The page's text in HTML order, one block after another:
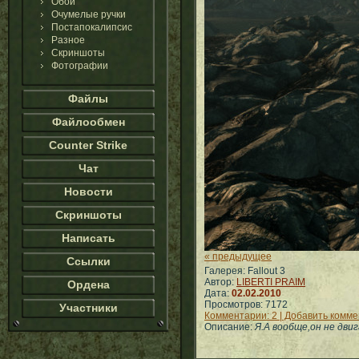
Очумелые ручки
Постапокалипсис
Разное
Скриншоты
Фотографии
Файлы
Файлообмен
Counter Strike
Чат
Новости
Скриншоты
Написать
Ссылки
Ордена
Участники
« предыдущее
Галерея: Fallout 3
Автор: LIBERTI PRAIM
Дата: 02.02.2010
Просмотров: 7172
Комментарии: 2 | Добавить
Описание:Я.А вообще,он не